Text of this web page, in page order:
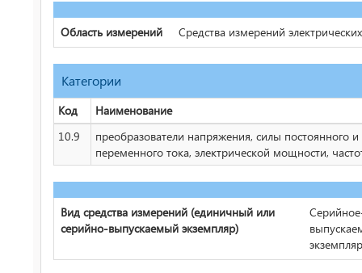
Область измерений Средства измерений
Категории
Код
Наименование
10.9
преобразователи напряжения, силы постоянного и
переменного тока, электрической мощности,
Вид средства измерений (единичный или
серийно-выпускаемый экземпляр)
экземпляр